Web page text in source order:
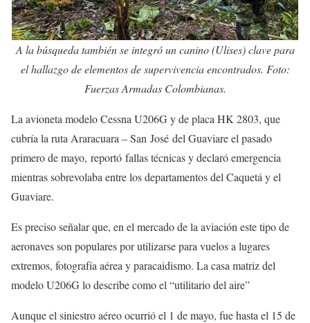
A la búsqueda también se integró un canino (Ulises) clave para
el hallazgo de elementos de supervivencia encontrados. Foto:
Fuerzas Armadas Colombianas.
La avioneta modelo Cessna U206G y de placa HK 2803, que
cubría la ruta Araracuara – San José del Guaviare el pasado
primero de mayo, reportó fallas técnicas y declaró emergencia
mientras sobrevolaba entre los departamentos del Caquetá y el
Guaviare.
Es preciso señalar que, en el mercado de la aviación este tipo de
aeronaves son populares por utilizarse para vuelos a lugares
extremos, fotografía aérea y paracaidismo. La casa matriz del
modelo U206G lo describe como el “utilitario del aire”
Aunque el siniestro aéreo ocurrió el 1 de mayo, fue hasta el 15 de